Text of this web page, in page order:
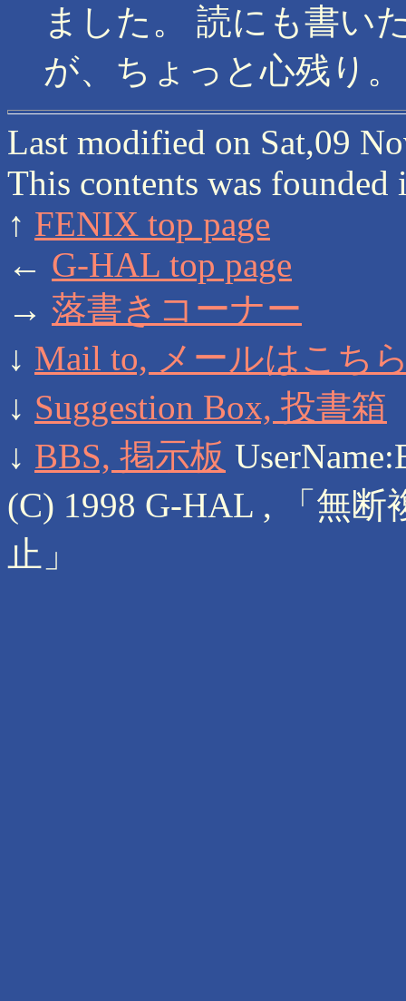
ました。 読にも書い
が、ちょっと心残り。
Last modified on Sat,09
This contents was founded
↑ FENIX top page
← G-HAL top page
→ 落書きコーナー
↓ Mail to, メールはこち
↓ Suggestion Box, 投書箱
↓ BBS, 掲示板
(C) 1998 G-HAL , 「無
止」